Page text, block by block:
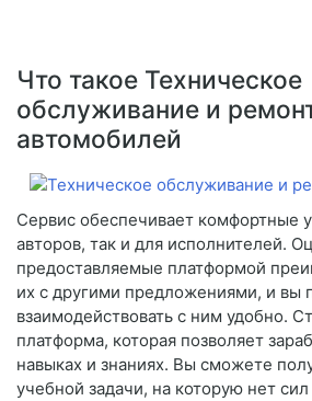
Что такое Техническое
обслуживание и
автомобилей
Сервис обеспечивает комфортные
авторов, так и для исполнителей.
предоставляемые платформой
их с другими предложениями, и вы
взаимодействовать с ним удобно.
платформа, которая позволяет
навыках и знаниях. Вы сможете
учебной задачи, на которую нет